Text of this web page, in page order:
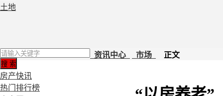
土地
房产快讯
热门排行榜
资讯中心 市场 正文